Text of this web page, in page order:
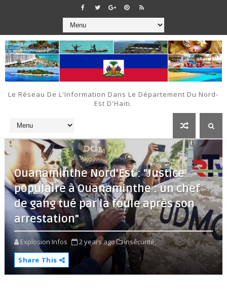
Le Réseau De L'Information Dans Le Département Du Nord-
Est D'Haiti.
Ouanaminthe Nord'Est : "Justice
populaire à Ouanaminthe : un chef
de gang tué par la foule après son
arrestation"
Explosion Infos 2 years ago
insécurité,
Share This